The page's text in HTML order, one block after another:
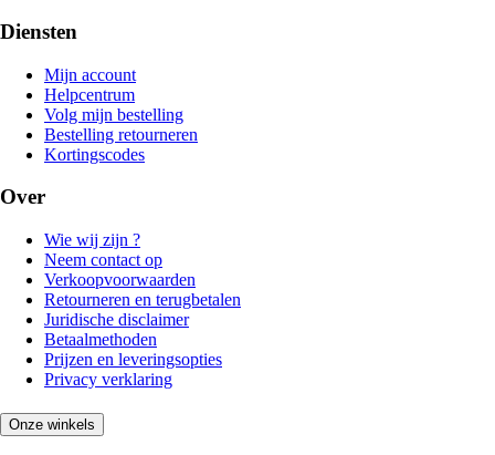
Diensten
Mijn account
Helpcentrum
Volg mijn bestelling
Bestelling retourneren
Kortingscodes
Over
Wie wij zijn ?
Neem contact op
Verkoopvoorwaarden
Retourneren en terugbetalen
Juridische disclaimer
Betaalmethoden
Prijzen en leveringsopties
Privacy verklaring
Onze winkels